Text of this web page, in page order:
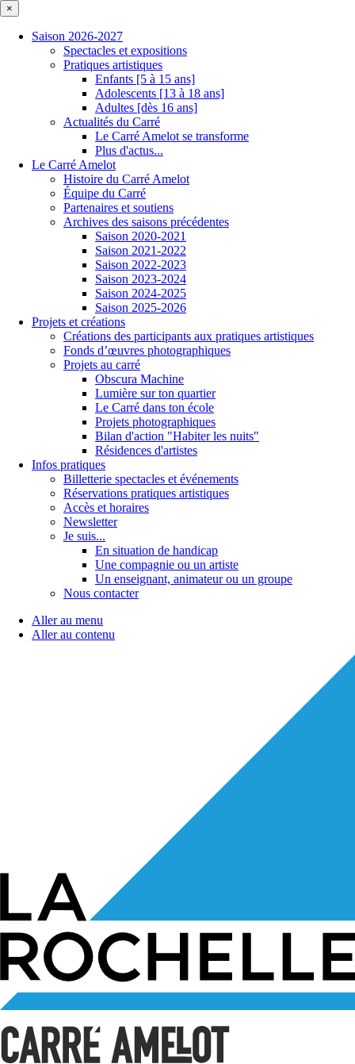
×
Saison 2026-2027
Spectacles et expositions
Pratiques artistiques
Enfants [5 à 15 ans]
Adolescents [13 à 18 ans]
Adultes [dès 16 ans]
Actualités du Carré
Le Carré Amelot se transforme
Plus d'actus...
Le Carré Amelot
Histoire du Carré Amelot
Équipe du Carré
Partenaires et soutiens
Archives des saisons précédentes
Saison 2020-2021
Saison 2021-2022
Saison 2022-2023
Saison 2023-2024
Saison 2024-2025
Saison 2025-2026
Projets et créations
Créations des participants aux pratiques artistiques
Fonds d’œuvres photographiques
Projets au carré
Obscura Machine
Lumière sur ton quartier
Le Carré dans ton école
Projets photographiques
Bilan d'action "Habiter les nuits"
Résidences d'artistes
Infos pratiques
Billetterie spectacles et événements
Réservations pratiques artistiques
Accès et horaires
Newsletter
Je suis...
En situation de handicap
Une compagnie ou un artiste
Un enseignant, animateur ou un groupe
Nous contacter
Aller au menu
Aller au contenu